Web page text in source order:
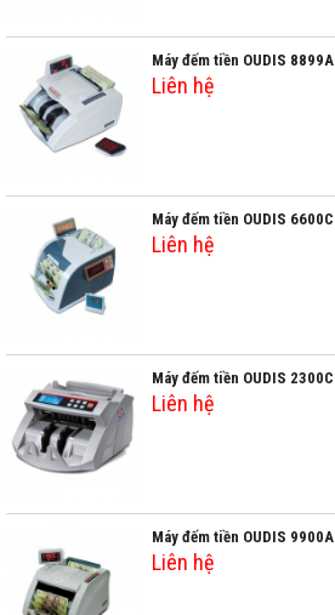
Máy đếm tiền OUDIS 8899A
Liên hệ
Máy đếm tiền OUDIS 6600C
Liên hệ
Máy đếm tiền OUDIS 2300C
Liên hệ
Máy đếm tiền OUDIS 9900A
Liên hệ